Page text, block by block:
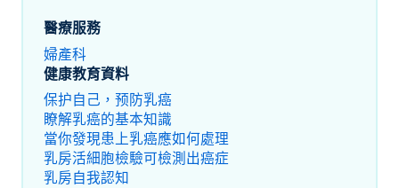
醫療服務
婦產科
健康教育資料
保护自己，预防乳癌
瞭解乳癌的基本知識
當你發現患上乳癌應如何處理
乳房活細胞檢驗可檢測出癌症
乳房自我認知